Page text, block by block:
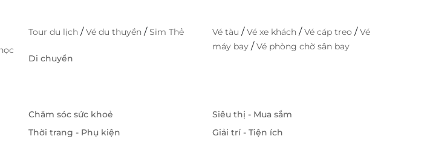
Tour du lịch /Vé du thuyền /Sim Thẻ
Di chuyển
Vé tàu /Vé xe khách /Vé cáp treo /Vé
máy bay /Vé phòng chờ sân bay
Chăm sóc sức khoẻ
Thời trang - Phụ kiện
Siêu thị - Mua sắm
Giải trí - Tiện ích